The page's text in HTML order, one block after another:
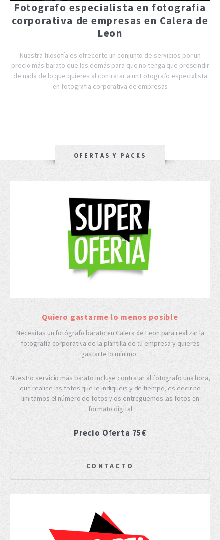
Fotografo especialista en fotografia
corporativa de empresas en Calera de
Leon
Nuestra filosofía es ofrecerte un conjunto de servicios por un
precio más barato que los demás para que no tenga que prescindir
de nada de lo que quieres al contratar a un Fotografo especialista
en fotografia corporativa de empresas
OFERTAS Y PACKS
Quiero gastarme lo menos posible
Necesitas un fotógrafo barato en Calera de Leon para realizar la
fotografía corporativa de la plantilla de tu empresa y quieres
gastarte lo mínimo.
Nuestro servicio más barato incluye contratar al fotografo una hora,
que realice las fotos que le indiqueis y de tiempo, es decir no
limitamos el número de fotos y os entreguemos las fotos en
formato digital
Precio Oferta 75€
CONTACTO